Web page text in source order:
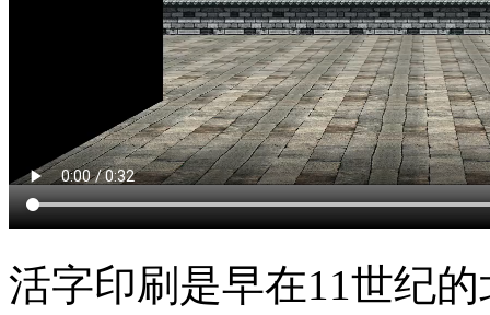
活字印刷是早在11世纪